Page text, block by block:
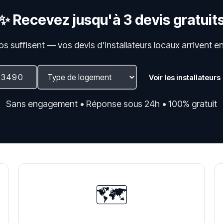
Recevez jusqu'à 3 devis
suffisent — vos devis d'installateurs locaux arrivent
Voir les
Sans engagement • Réponse sous 24h • 100% gratuit
🗺️